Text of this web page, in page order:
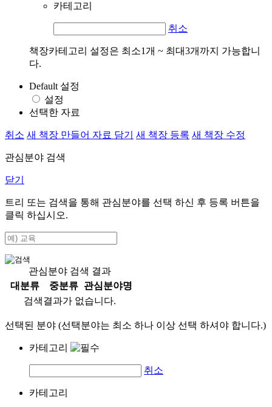
카테고리
취소
책장카테고리 설정은 최소1개 ~ 최대3개까지 가능합니
다.
Default 설정
설정
선택한 자료
취소 새 책장 만들어 자료 담기 새 책장 등록 새 책장 수정
관심분야 검색
닫기
트리 또는 검색을 통해 관심분야를 선택 하신 후 등록 버튼을
클릭 하십시오.
관심분야 검색 결과
대분류
중분류
관심분야명
검색결과가 없습니다.
선택된 분야 (선택분야는 최소 하나 이상 선택 하셔야 합니다.)
카테고리
취소
카테고리